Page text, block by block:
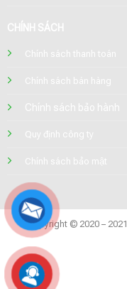
CHÍNH SÁCH
Chính sách thanh toán
Chính sách bán hàng
Chính sách bảo hành
Quy định công ty
Chính sách bảo mật
Copyright © 2020 – 2021